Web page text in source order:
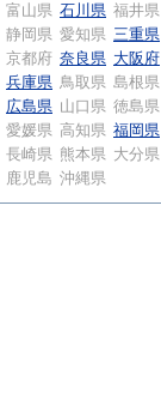
富山県 石川県 福井県
静岡県 愛知県 三重県
京都府 奈良県 大阪府
兵庫県 鳥取県 島根県
広島県 山口県 徳島県
愛媛県 高知県 福岡県
長崎県 熊本県 大分県
鹿児島 沖縄県